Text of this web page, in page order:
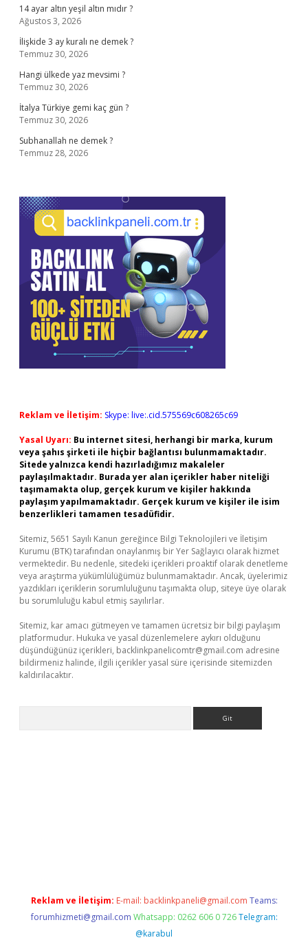
14 ayar altın yeşil altın mıdır ?
Ağustos 3, 2026
İlişkide 3 ay kuralı ne demek ?
Temmuz 30, 2026
Hangi ülkede yaz mevsimi ?
Temmuz 30, 2026
İtalya Türkiye gemi kaç gün ?
Temmuz 30, 2026
Subhanallah ne demek ?
Temmuz 28, 2026
Reklam ve İletişim: Skype: live:.cid.575569c608265c69
Yasal Uyarı: Bu internet sitesi, herhangi bir marka, kurum
veya şahıs şirketi ile hiçbir bağlantısı bulunmamaktadır.
Sitede yalnızca kendi hazırladığımız makaleler
paylaşılmaktadır. Burada yer alan içerikler haber niteliği
taşımamakta olup, gerçek kurum ve kişiler hakkında
paylaşım yapılmamaktadır. Gerçek kurum ve kişiler ile isim
benzerlikleri tamamen tesadüfidir.
Sitemiz, 5651 Sayılı Kanun gereğince Bilgi Teknolojileri ve İletişim
Kurumu (BTK) tarafından onaylanmış bir Yer Sağlayıcı olarak hizmet
vermektedir. Bu nedenle, sitedeki içerikleri proaktif olarak denetleme
veya araştırma yükümlülüğümüz bulunmamaktadır. Ancak, üyelerimiz
yazdıkları içeriklerin sorumluluğunu taşımakta olup, siteye üye olarak
bu sorumluluğu kabul etmiş sayılırlar.
Sitemiz, kar amacı gütmeyen ve tamamen ücretsiz bir bilgi paylaşım
platformudur. Hukuka ve yasal düzenlemelere aykırı olduğunu
düşündüğünüz içerikleri, backlinkpanelicomtr@gmail.com adresine
bildirmeniz halinde, ilgili içerikler yasal süre içerisinde sitemizden
kaldırılacaktır.
Reklam ve İletişim: E-mail: backlinkpaneli@gmail.com Teams:
forumhizmeti@gmail.com Whatsapp: 0262 606 0 726 Telegram:
@karabul